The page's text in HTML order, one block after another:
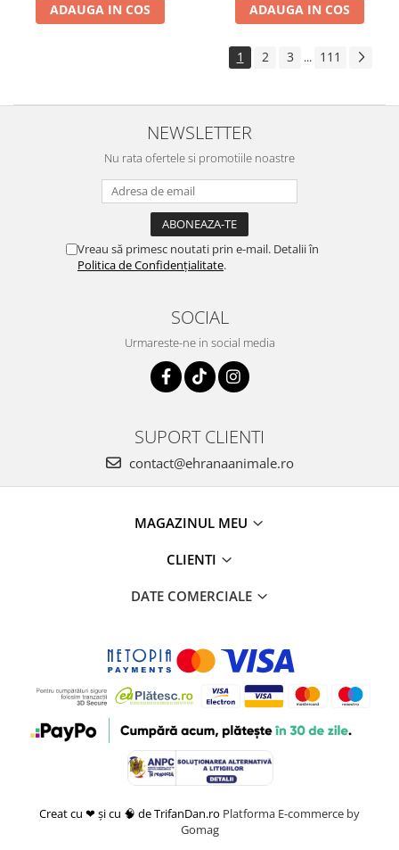
ADAUGA IN COS ADAUGA IN COS
1 2 3 ... 111
NEWSLETTER
Nu rata ofertele si promotiile noastre
Vreau să primesc noutati prin e-mail. Detalii în
Politica de Confidențialitate.
SOCIAL
Urmareste-ne in social media
SUPORT CLIENTI
contact@ehranaanimale.ro
MAGAZINUL MEU
CLIENTI
DATE COMERCIALE
Creat cu ❤ și cu 🧠 de TrifanDan.ro Platforma E-commerce by
Gomag